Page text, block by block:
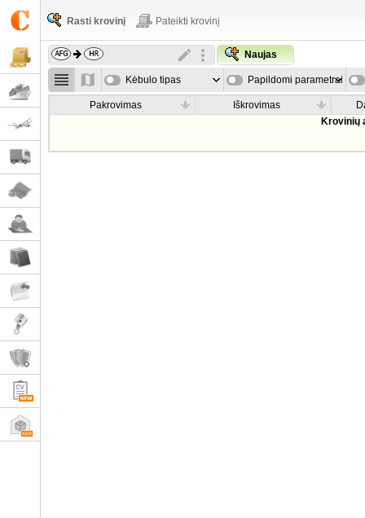
Rasti krovinį Pateikti krovinį
Naujas
Kėbulo tipas Papildomi parametrai
Pakrovimas Iškrovimas
Krovinių